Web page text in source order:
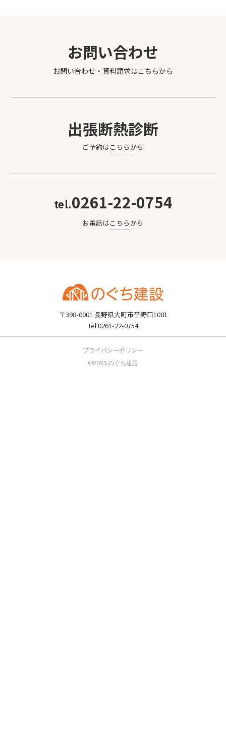
お問い合わせ
お問い合わせ・資料請求はこちらから
出張断熱診断
ご予約はこちら から
tel.0261-22-0754
お電話はこちら から
〒398-0001 長野県大町市平野口1081
tel.0261-22-0754
プライバシーポリシー
©2023 のぐち建設